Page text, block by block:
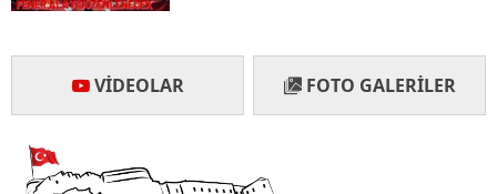
Ardahan
VIDEOLAR FOTO GALERILER